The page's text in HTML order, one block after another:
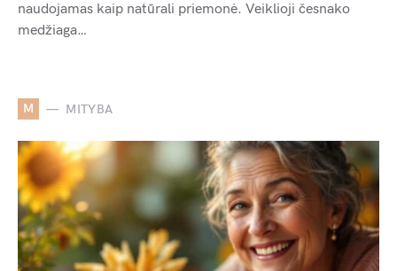
naudojamas kaip natūrali priemonė. Veiklioji česnako
medžiaga…
M MITYBA